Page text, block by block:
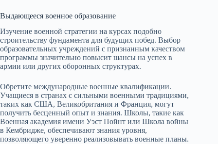
Выдающееся военное образование
Изучение военной стратегии на курсах подобно
строительству фундамента для будущих побед. Выбор
образовательных учреждений с признанным качеством
программы значительно повысит шансы на успех в
армии или других оборонных структурах.
Обретите международные военные квалификации.
Учащиеся в странах с сильными военными традициями,
таких как США, Великобритания и Франция, могут
получить бесценный опыт и знания. Школы, такие как
Военная академия имени Уэст Пойнт или Школа войны
в Кембридже, обеспечивают знания уровня,
позволяющего уверенно реализовывать военные планы.